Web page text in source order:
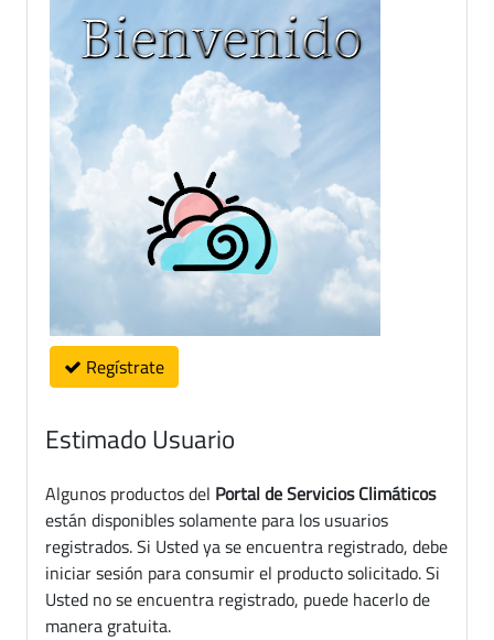
Regístrate
Estimado Usuario
Algunos productos del Portal de Servicios Climáticos
están disponibles solamente para los usuarios
registrados. Si Usted ya se encuentra registrado, debe
iniciar sesión para consumir el producto solicitado. Si
Usted no se encuentra registrado, puede hacerlo de
manera gratuita.